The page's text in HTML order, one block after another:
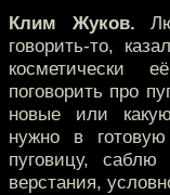
Клим Жуков.
говорить-то,
косметически
поговорить про
новые или
нужно в
пуговицу,
верстания,